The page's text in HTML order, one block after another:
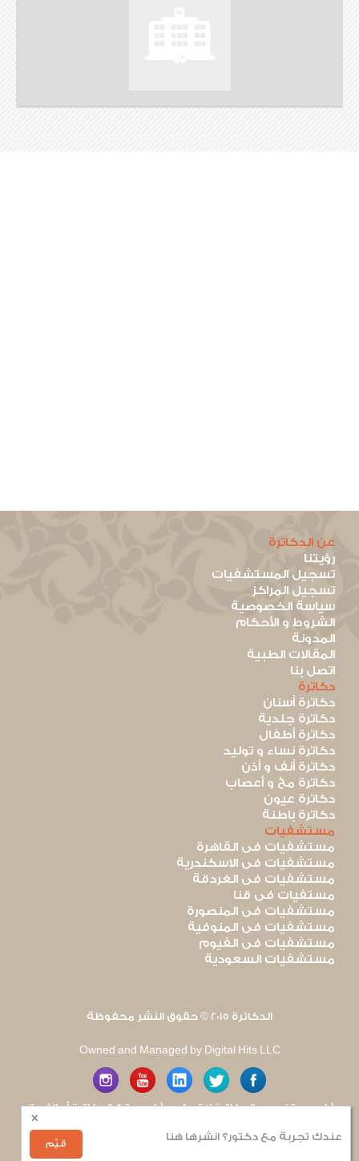
×
قيّم
عندك تجربة مع دكتور؟ انشرها هنا
عن الدكاترة
رؤيتنا
تسجيل المستشفيات
تسجيل المراكز
سياسة الخصوصية
الشروط و الأحكام
المدونة
المقالات الطبية
اتصل بنا
دكاترة
دكاترة أسنان
دكاترة جلدية
دكاترة أطفال
دكاترة نساء و توليد
دكاترة أنف و أذن
دكاترة مخ و أعصاب
دكاترة عيون
دكاترة باطنة
مستشفيات
مستشفيات فى القاهرة
مستشفيات فى الاسكندرية
مستشفيات فى الغردقة
مستفيات فى قنا
مستشفيات فى المنصورة
مستشفيات فى المنوفية
مستشفيات فى الفيوم
مستشفيات السعودية
الدكاترة 2015 © حقوق النشر محفوظة
Owned and Managed by Digital Hits LLC
آراء مستخدمى الدكاترة لا تعكس آراء موقع الدكاترة أو الفريق
العامل به. يتم بذل قصارى الجهد لضمان منع نشر أى اساءة أو
هجوم شخصى.للإبلاغ عن أى إساءة